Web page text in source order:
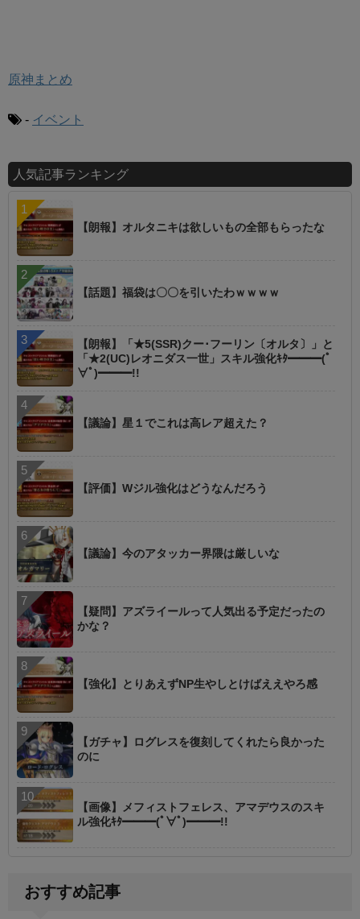
原神まとめ
- イベント
人気記事ランキング
【朗報】オルタニキは欲しいもの全部もらったな
【話題】福袋は〇〇を引いたわｗｗｗｗ
【朗報】「★5(SSR)クー･フーリン〔オルタ〕」と
「★2(UC)レオニダス一世」スキル強化ｷﾀ━━━(ﾟ
∀ﾟ)━━━!!
【議論】星１でこれは高レア超えた？
【評価】Wジル強化はどうなんだろう
【議論】今のアタッカー界隈は厳しいな
【疑問】アズライールって人気出る予定だったの
かな？
【強化】とりあえずNP生やしとけばええやろ感
【ガチャ】ログレスを復刻してくれたら良かった
のに
【画像】メフィストフェレス、アマデウスのスキ
ル強化ｷﾀ━━━(ﾟ∀ﾟ)━━━!!
おすすめ記事